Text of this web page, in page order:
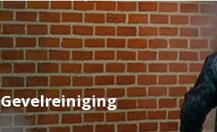
Gevelreiniging